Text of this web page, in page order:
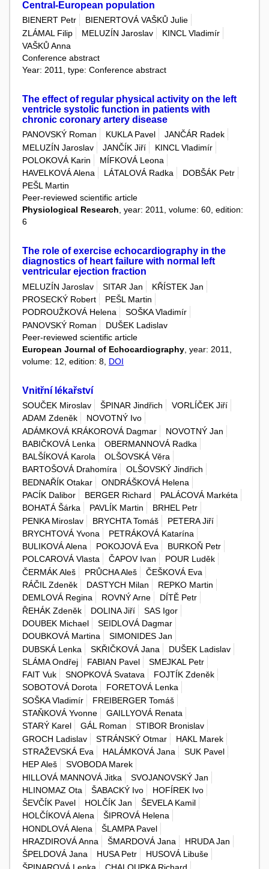
Central-European population
BIENERT Petr
BIENERTOVÁ VAŠKŮ Julie
ZLÁMAL Filip
MELUZÍN Jaroslav
KINCL Vladimír
VAŠKŮ Anna
Conference abstract
Year: 2011, type: Conference abstract
The effect of regular physical activity on the left
ventricle systolic function in patients with
chronic coronary artery disease
PANOVSKÝ Roman KUKLA Pavel
JANČÁR Radek
MELUZÍN Jaroslav
JANČÍK Jiří
KINCL Vladimír
POLOKOVÁ Karin
MÍFKOVÁ Leona
HAVELKOVÁ Alena
LÁTALOVÁ Radka
DOBŠÁK Petr
PEŠL Martin
Peer-reviewed scientific article
Physiological Research, year: 2011, volume: 60, edition:
6
The role of exercise echocardiography in the
diagnostics of heart failure with normal left
ventricular ejection fraction
MELUZÍN Jaroslav SITAR Jan
KŘÍSTEK Jan
PROSECKÝ Robert
PEŠL Martin
PODROUŽKOVÁ Helena
SOŠKA Vladimír
PANOVSKÝ Roman
DUŠEK Ladislav
Peer-reviewed scientific article
European Journal of Echocardiography , year: 2011,
volume: 12, edition: 8, DOI
Vnitřní lékařství
SOUČEK Miroslav ŠPINAR Jindřich
VORLÍČEK Jiří
ADAM Zdeněk
NOVOTNÝ Ivo
ADÁMKOVÁ KRÁKOROVÁ Dagmar
NOVOTNÝ Jan
BABIČKOVÁ Lenka
OBERMANNOVÁ Radka
BALŠÍKOVÁ Karola
OLŠOVSKÁ Věra
BARTOŠOVÁ Drahomíra
OLŠOVSKÝ Jindřich
BEDNAŘÍK Otakar
ONDRÁŠKOVÁ Helena
PACÍK Dalibor
BERGER Richard
PALÁCOVÁ Markéta
BOHATÁ Šárka
PAVLÍK Martin
BRHEL Petr
PENKA Miroslav
BRYCHTA Tomáš
PETERA Jiří
BRYCHTOVÁ Yvona
PETRÁKOVÁ Katarína
BULIKOVÁ Alena
POKOJOVÁ Eva
BURKOŇ Petr
POLCAROVÁ Vlasta
ČAPOV Ivan
POUR Luděk
ČERMÁK Aleš
PRŮCHA Aleš
ČEŠKOVÁ Eva
RÁČIL Zdeněk
DASTYCH Milan
REPKO Martin
DEMLOVÁ Regina
ROVNÝ Arne
DÍTĚ Petr
ŘEHÁK Zdeněk
DOLINA Jiří
SAS Igor
DOUBEK Michael
SEIDLOVÁ Dagmar
DOUBKOVÁ Martina
SIMONIDES Jan
DUBSKÁ Lenka
SKŘIČKOVÁ Jana
DUŠEK Ladislav
SLÁMA Ondřej
FABIAN Pavel
SMEJKAL Petr
FAIT Vuk
SNOPKOVÁ Svatava
FOJTÍK Zdeněk
SOBOTOVÁ Dorota
FORETOVÁ Lenka
SOŠKA Vladimír
FREIBERGER Tomáš
STAŇKOVÁ Yvonne
GAILLYOVÁ Renata
STARÝ Karel
GÁL Roman
STIBOR Bronislav
GROCH Ladislav
STRÁNSKÝ Otmar
HAKL Marek
STRAŽEVSKÁ Eva
HALÁMKOVÁ Jana
SUK Pavel
HEP Aleš
SVOBODA Marek
HILLOVÁ MANNOVÁ Jitka
SVOJANOVSKÝ Jan
HLINOMAZ Ota
ŠABACKÝ Ivo
HOFÍREK Ivo
ŠEVČÍK Pavel
HOLČÍK Jan
ŠEVELA Kamil
HOLČÍKOVÁ Alena
ŠIPROVÁ Helena
HONDLOVÁ Alena
ŠLAMPA Pavel
HRAZDIROVÁ Anna
ŠMARDOVÁ Jana
HRUDA Jan
ŠPELDOVÁ Jana
HUSA Petr
HUSOVÁ Libuše
ŠPINAROVÁ Lenka
CHALOUPKA Richard